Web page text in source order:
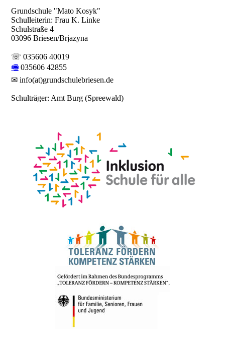
Grundschule "Mato Kosyk"
Schulleiterin: Frau K. Linke
Schulstraße 4
03096 Briesen/Brjazyna
☏ 035606 40019
🖷 035606 42855
✉ info(at)grundschulebriesen.de
Schulträger: Amt Burg (Spreewald)